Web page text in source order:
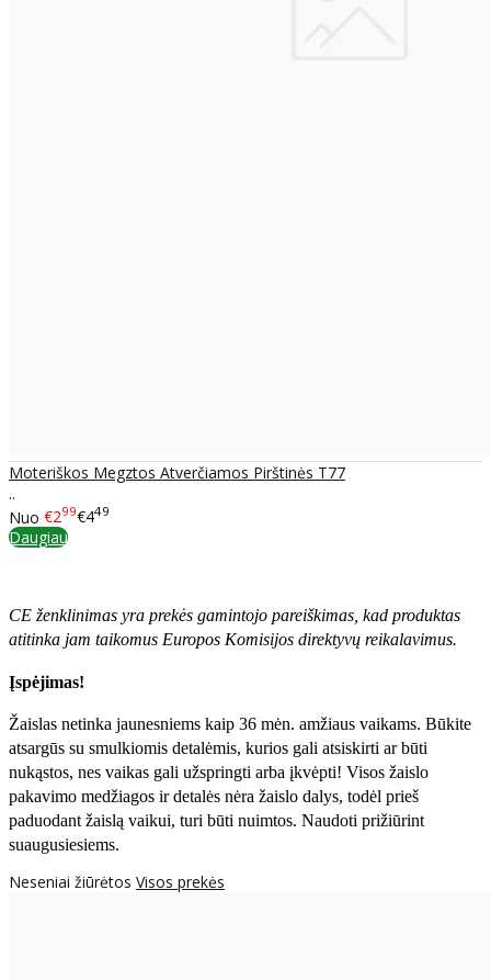
Moteriškos Megztos Atverčiamos Pirštinės T77
..
Nuo €299€449
Daugiau
CE ženklinimas yra prekės gamintojo pareiškimas, kad produktas
atitinka jam taikomus Europos Komisijos direktyvų reikalavimus.
Įspėjimas!
Žaislas netinka jaunesniems kaip 36 mėn. amžiaus vaikams. Būkite
atsargūs su smulkiomis detalėmis, kurios gali atsiskirti ar būti
nukąstos, nes vaikas gali užspringti arba įkvėpti! Visos žaislо
pakavimo medžiagos ir detalės nėra žaislo dalys, todėl prieš
paduodant žaislą vaikui, turi būti nuimtos. Naudoti prižiūrint
suaugusiesiems.
Neseniai žiūrėtos Visos prekės